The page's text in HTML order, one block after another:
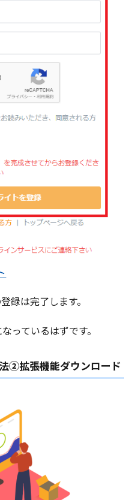
録は完了します。
っているはずです。
②拡張機能ダウンロード